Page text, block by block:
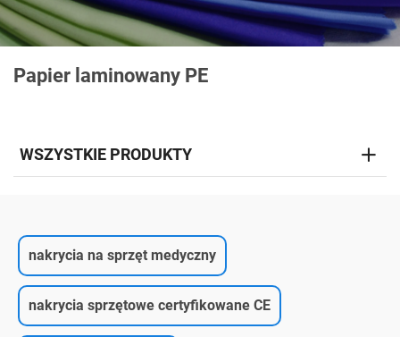
Papier laminowany PE
WSZYSTKIE PRODUKTY
nakrycia na sprzęt medyczny
nakrycia sprzętowe certyfikowane CE